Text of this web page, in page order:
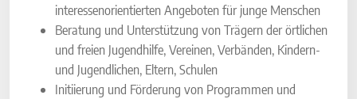
interessenorientierten Angeboten für junge Menschen
Beratung und Unterstützung von Trägern der örtlichen
und freien Jugendhilfe, Vereinen, Verbänden, Kindern-
und Jugendlichen, Eltern, Schulen
Initiierung und Förderung von Programmen und